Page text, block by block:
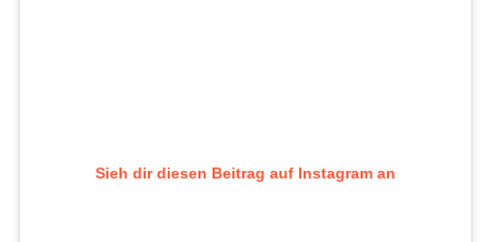
Sieh dir diesen Beitrag auf Instagram an